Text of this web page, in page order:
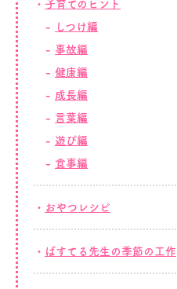
子育てのヒント
しつけ編
事故編
健康編
成長編
言葉編
遊び編
食事編
おやつレシピ
ぱすてる先生の季節の工作